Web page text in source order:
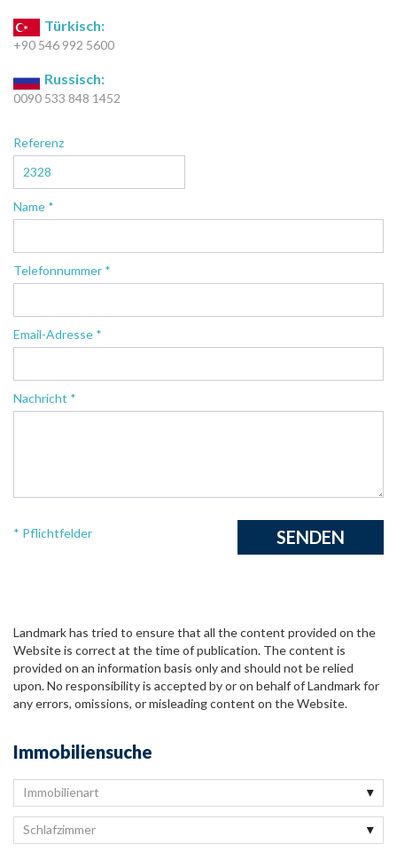
Türkisch:
+90 546 992 5600
Russisch:
0090 533 848 1452
Referenz
Name *
Telefonnummer *
Email-Adresse *
Nachricht *
* Pflichtfelder
Landmark has tried to ensure that all the content provided on the
Website is correct at the time of publication. The content is
provided on an information basis only and should not be relied
upon. No responsibility is accepted by or on behalf of Landmark for
any errors, omissions, or misleading content on the Website.
Immobiliensuche
Immobilienart
Schlafzimmer